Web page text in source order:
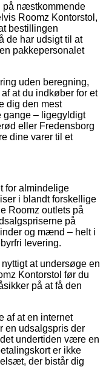
på næstkommende
Roomz Kontorstol,
bestillingen
de har udsigt til at
pakkepersonalet
uden beregning,
at du indkøber for et
dig den mest
gange – ligegyldigt
eller Fredensborg
dine varer til et
for almindelige
i blandt forskellige
Roomz outlets på
på
og mænd – helt i
levering.
at undersøge en
Kontorstol før du
på at få den
af at en internet
en udsalgspris der
undertiden være en
er ikke
der bistår dig